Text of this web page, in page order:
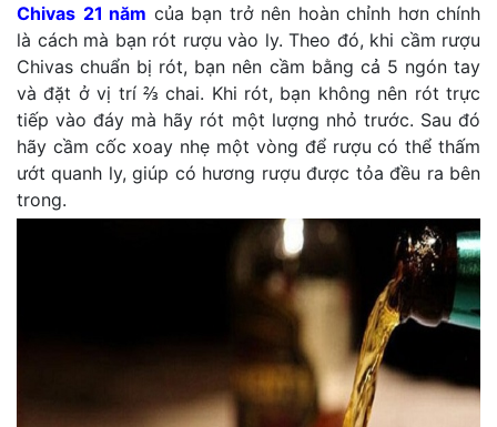
Chivas 21 năm của bạn trở nên hoàn chỉnh hơn chính
là cách mà bạn rót rượu vào ly. Theo đó, khi cầm rượu
Chivas chuẩn bị rót, bạn nên cầm bằng cả 5 ngón tay
và đặt ở vị trí ⅔ chai. Khi rót, bạn không nên rót trực
tiếp vào đáy mà hãy rót một lượng nhỏ trước. Sau đó
hãy cầm cốc xoay nhẹ một vòng để rượu có thể thấm
ướt quanh ly, giúp có hương rượu được tỏa đều ra bên
trong.